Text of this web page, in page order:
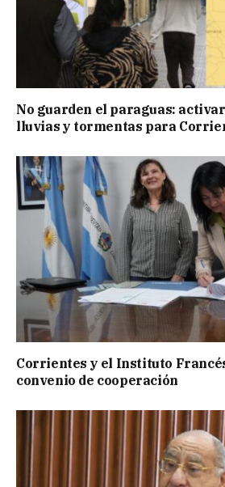
No guarden el paraguas:
lluvias y tormentas para
Corrientes y el Instituto
convenio de cooperación